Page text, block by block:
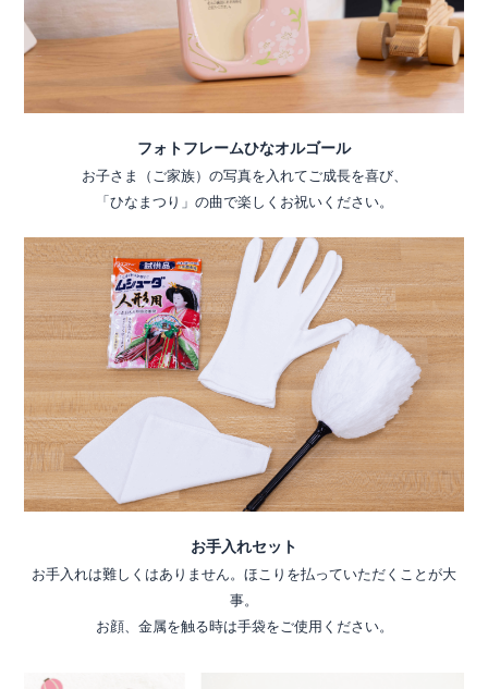
フォトフレームひなオルゴール
お子さま（ご家族）の写真を入れてご成長を喜び、
「ひなまつり」の曲で楽しくお祝いください。
お手入れセット
お手入れは難しくはありません。ほこりを払っていただくことが大
事。
お顔、金属を触る時は手袋をご使用ください。